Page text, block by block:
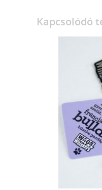
Kapcsolódó